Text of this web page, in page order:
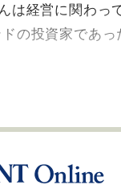
は経営に関わっ
の投資家であっ